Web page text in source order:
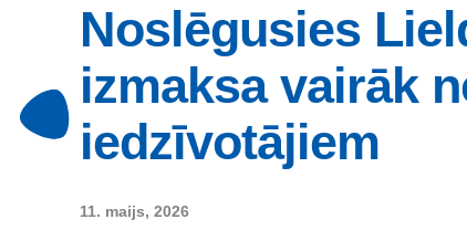
Noslēgusies
izmaksa vairāk
iedzīvotājiem
11. maijs, 2026